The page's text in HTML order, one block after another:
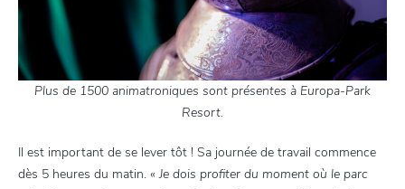
Plus de 1500 animatroniques sont présentes à Europa-Park
Resort.
Il est important de se lever tôt ! Sa journée de travail commence
dès 5 heures du matin. «Je dois profiter du moment où le parc